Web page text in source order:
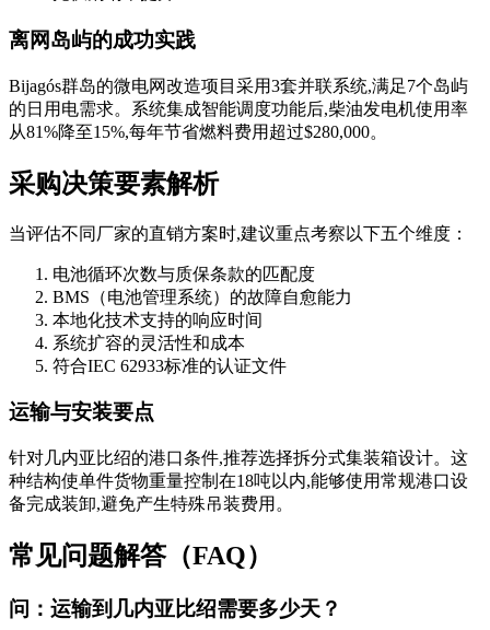
离网岛屿的成功实践
Bijagós群岛的微电网改造项目采用3套并联系统,满足7个岛屿
的日用电需求。系统集成智能调度功能后,柴油发电机使用率
从81%降至15%,每年节省燃料费用超过$280,000。
采购决策要素解析
当评估不同厂家的直销方案时,建议重点考察以下五个维度：
电池循环次数与质保条款的匹配度
BMS（电池管理系统）的故障自愈能力
本地化技术支持的响应时间
系统扩容的灵活性和成本
符合IEC 62933标准的认证文件
运输与安装要点
针对几内亚比绍的港口条件,推荐选择拆分式集装箱设计。这
种结构使单件货物重量控制在18吨以内,能够使用常规港口设
备完成装卸,避免产生特殊吊装费用。
常见问题解答（FAQ）
问：运输到几内亚比绍需要多少天？